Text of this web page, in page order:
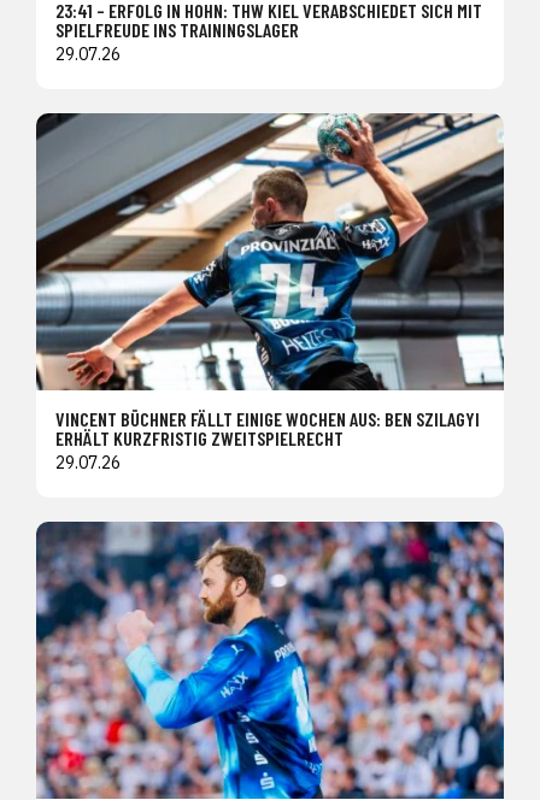
23:41 – ERFOLG IN HOHN: THW KIEL VERABSCHIEDET SICH MIT
SPIELFREUDE INS TRAININGSLAGER
29.07.26
VINCENT BÜCHNER FÄLLT EINIGE WOCHEN AUS: BEN SZILAGYI
ERHÄLT KURZFRISTIG ZWEITSPIELRECHT
29.07.26